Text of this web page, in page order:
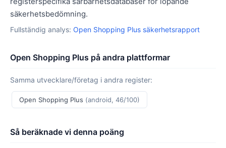
säkerhetsbedömning.
Fullständig analys: Open Shopping Plus säkerhetsrapport
Open Shopping Plus på andra plattformar
Samma utvecklare/företag i andra register:
Open Shopping Plus (android, 46/100)
Så beräknade vi denna poäng